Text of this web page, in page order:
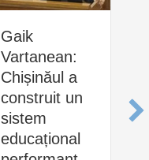
Gaik
Vartanean:
Chișinăul a
construit un
sistem
educațional